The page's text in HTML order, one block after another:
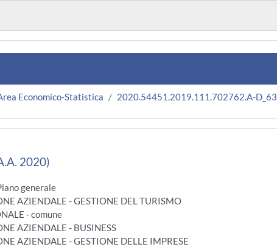
Economico-Statistica 2020.54451.2019.111.702762.A-D_63
2020)
generale
AZIENDALE - GESTIONE DEL TURISMO
- comune
AZIENDALE - BUSINESS
AZIENDALE - GESTIONE DELLE IMPRESE